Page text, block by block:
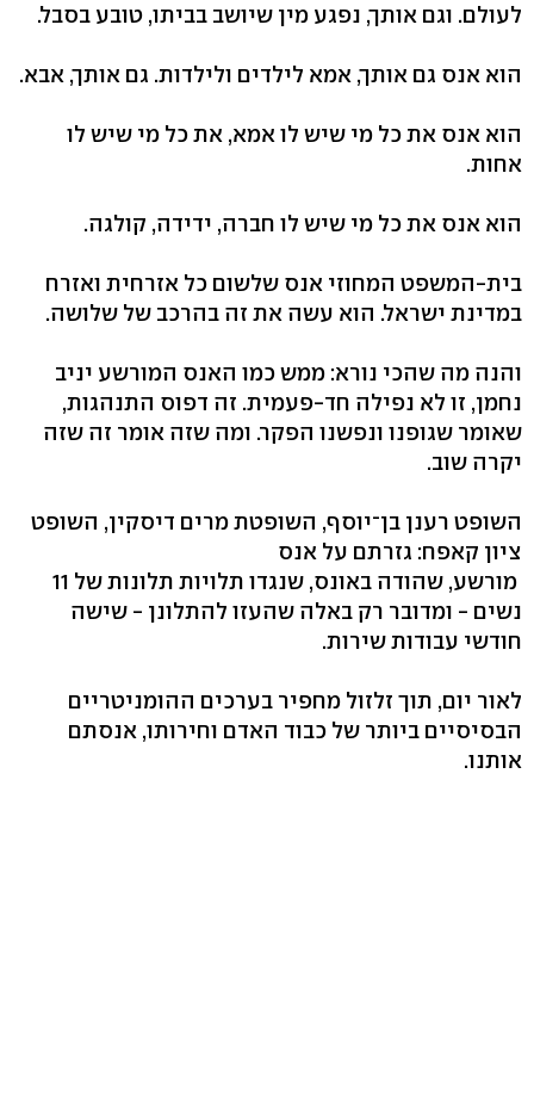
לעולם. וגם אותך, נפגע מין שיושב בביתו, טובע בסבל.
הוא אנס גם אותך, אמא לילדים ולילדות. גם אותך, אבא.
הוא אנס את כל מי שיש לו אמא, את כל מי שיש לו
אחות.
הוא אנס את כל מי שיש לו חברה, ידידה, קולגה.
בית-המשפט המחוזי אנס שלשום כל אזרחית ואזרח
במדינת ישראל. הוא עשה את זה בהרכב של שלושה.
והנה מה שהכי נורא: ממש כמו האנס המורשע יניב
נחמן, זו לא נפילה חד-פעמית. זה דפוס התנהגות,
שאומר שגופנו ונפשנו הפקר. ומה שזה אומר זה שזה
יקרה שוב.
השופט רענן בן־יוסף, השופטת מרים דיסקין, השופט
ציון קאפח: גזרתם על אנס
מורשע, שהודה באונס, שנגדו תלויות תלונות של 11
נשים - ומדובר רק באלה שהעזו להתלונן - שישה
חודשי עבודות שירות.
לאור יום, תוך זלזול מחפיר בערכים ההומניטריים
הבסיסיים ביותר של כבוד האדם וחירותו, אנסתם
אותנו.